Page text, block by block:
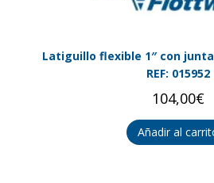
Latiguillo flexible 1″ con
REF: 015952
104,00€
Añadir al